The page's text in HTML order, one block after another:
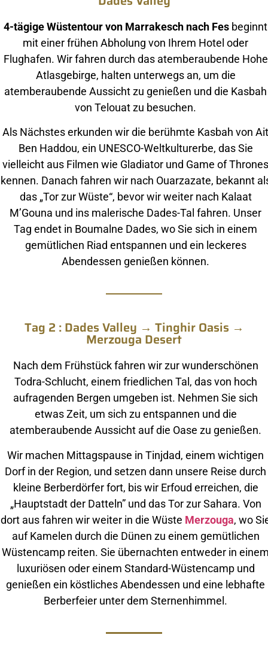
4-tägige Wüstentour von Marrakesch nach Fes beginnt
mit einer frühen Abholung von Ihrem Hotel oder
Flughafen. Wir fahren durch das atemberaubende Hohe
Atlasgebirge, halten unterwegs an, um die
atemberaubende Aussicht zu genießen und die Kasbah
von Telouat zu besuchen.
Als Nächstes erkunden wir die berühmte Kasbah von Ait
Ben Haddou, ein UNESCO-Weltkulturerbe, das Sie
vielleicht aus Filmen wie Gladiator und Game of Thrones
kennen. Danach fahren wir nach Ouarzazate, bekannt
das „Tor zur Wüste“, bevor wir weiter nach Kalaat
M’Gouna und ins malerische Dades-Tal fahren. Unser
Tag endet in Boumalne Dades, wo Sie sich in einem
gemütlichen Riad entspannen und ein leckeres
Abendessen genießen können.
Tag 2 : Dades Valley → Tinghir Oasis →
Merzouga Desert
Nach dem Frühstück fahren wir zur wunderschönen
Todra-Schlucht, einem friedlichen Tal, das von hoch
aufragenden Bergen umgeben ist. Nehmen Sie sich
etwas Zeit, um sich zu entspannen und die
atemberaubende Aussicht auf die Oase zu genießen.
Wir machen Mittagspause in Tinjdad, einem wichtigen
Dorf in der Region, und setzen dann unsere Reise durch
kleine Berberdörfer fort, bis wir Erfoud erreichen, die
„Hauptstadt der Datteln” und das Tor zur Sahara. Von
dort aus fahren wir weiter in die Wüste Merzouga, wo
auf Kamelen durch die Dünen zu einem gemütlichen
Wüstencamp reiten. Sie übernachten entweder in
luxuriösen oder einem Standard-Wüstencamp und
genießen ein köstliches Abendessen und eine lebhafte
Berberfeier unter dem Sternenhimmel.